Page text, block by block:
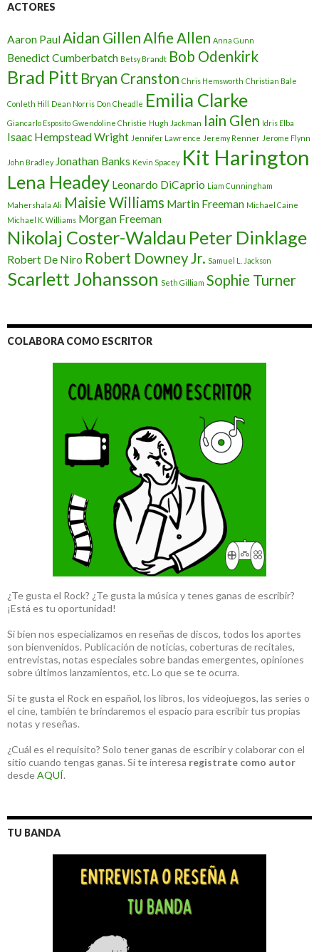
ACTORES
Aaron PaulAidan GillenAlfie Allen Anna Gunn
Benedict Cumberbatch Betsy Brandt Bob Odenkirk
Brad Pitt Bryan Cranston Chris Hemsworth Christian Bale
Conleth Hill Dean Norris Don Cheadle Emilia Clarke
Giancarlo Esposito Gwendoline Christie Hugh Jackman Iain Glen Idris Elba
Isaac Hempstead Wright Jennifer Lawrence Jeremy Renner Jerome Flynn
John Bradley Jonathan Banks Kevin Spacey Kit Harington
Lena Headey Leonardo DiCaprio Liam Cunningham
Mahershala Ali Maisie Williams Martin Freeman Michael Caine
Michael K. Williams Morgan Freeman
Nikolaj Coster-Waldau Peter Dinklage
Robert De Niro Robert Downey Jr. Samuel L. Jackson
Scarlett Johansson Seth Gilliam Sophie Turner
COLABORA COMO ESCRITOR
¿Te gusta el Rock? ¿Te gusta la música y tenes ganas de escribir?
¡Está es tu oportunidad!
Si bien nos especializamos en reseñas de discos, todos los aportes
son bienvenidos. Publicación de noticias, coberturas de recitales,
entrevistas, notas especiales sobre bandas emergentes, opiniones
sobre últimos lanzamientos, etc. Lo que se te ocurra.
Si te gusta el Rock en español, los libros, los videojuegos, las series o
el cine, también te brindaremos el espacio para escribir tus propias
notas y reseñas.
¿Cuál es el requisito? Solo tener ganas de escribir y colaborar con el
sitio cuando tengas ganas. Si te interesa registrate como autor
desdeAQUÍ.
TU BANDA